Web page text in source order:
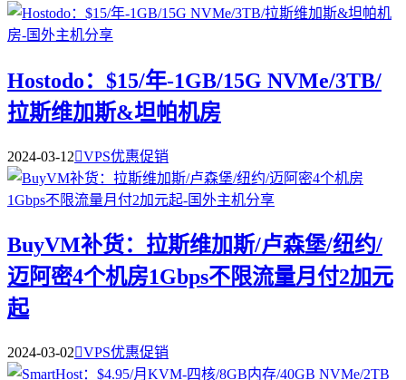
Hostodo：$15/年-1GB/15G NVMe/3TB/
拉斯维加斯&坦帕机房
2024-03-12VPS优惠促销
BuyVM补货：拉斯维加斯/卢森堡/纽约/
迈阿密4个机房1Gbps不限流量月付2加元
起
2024-03-02VPS优惠促销